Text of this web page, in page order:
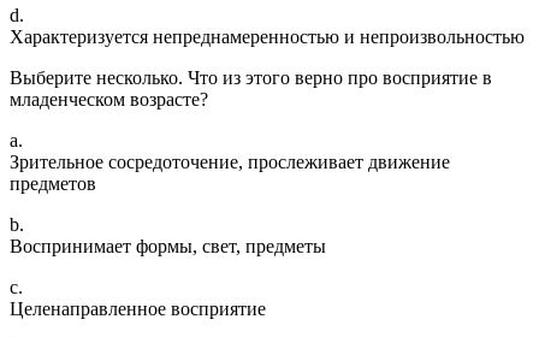
d.
Характеризуется непреднамеренностью и непроизвольностью
Выберите несколько. Что из этого верно про восприятие в
младенческом возрасте?
a.
Зрительное сосредоточение, прослеживает движение
предметов
b.
Воспринимает формы, свет, предметы
c.
Целенаправленное восприятие